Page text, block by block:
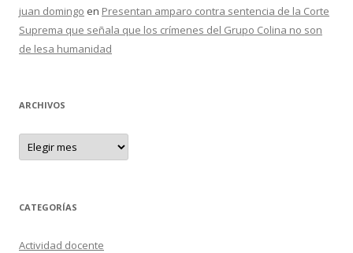
juan domingo en Presentan amparo contra sentencia de la Corte
Suprema que señala que los crímenes del Grupo Colina no son
de lesa humanidad
ARCHIVOS
A
c
o
s
CATEGORÍAS
Actividad docente